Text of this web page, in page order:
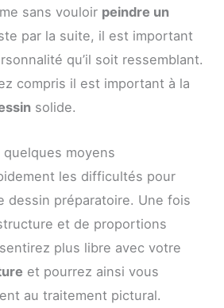
sans vouloir peindre un
par la suite, il est important
qu’il soit ressemblant.
compris il est important à la
solide.
moyens
les difficultés pour
dessin préparatoire. Une fois
et de proportions
plus libre avec votre
et pourrez ainsi vous
au traitement pictural.